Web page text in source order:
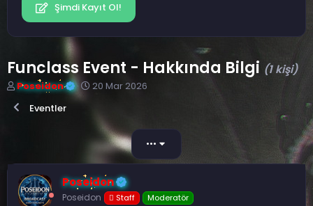
Şimdi Kayıt Ol!
Funclass Event - Hakkında Bilgi (1 kişi)
K
n
u
b
a
ş
Poseidon
B
g
ç
t
20 Mar 2026
Eventler
•••
Poseidon
Poseidon Staff Moderatör